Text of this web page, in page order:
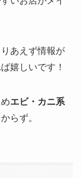
あえず情報が
嬉しいです！
エビ・カニ系
らず。